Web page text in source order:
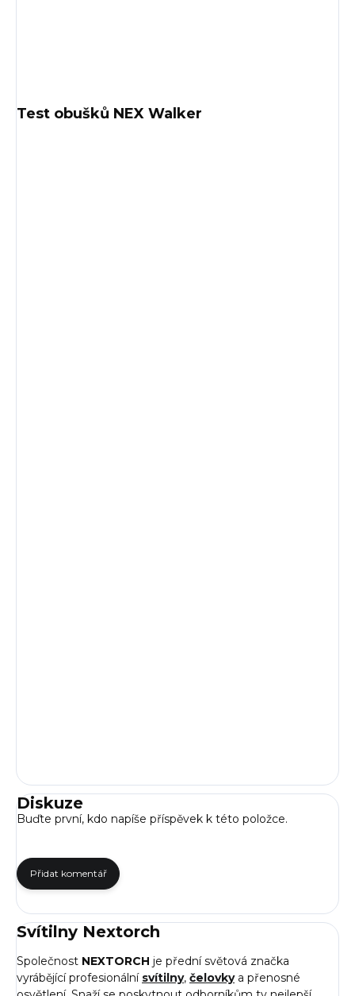
Test obušků NEX Walker
Diskuze
Buďte první, kdo napíše příspěvek k této položce.
Přidat komentář
Svítilny Nextorch
Společnost NEXTORCH je přední světová značka
vyrábějící profesionální svítilny, čelovkya přenosné